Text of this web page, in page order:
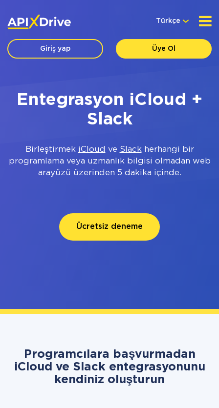
Türkçe
Giriş yap Üye Ol
Entegrasyon iCloud +
Slack
Birleştirmek iCloud ve Slackherhangi bir
programlama veya uzmanlık bilgisi olmadan web
arayüzü üzerinden 5 dakika içinde.
Ücretsiz deneme
Programcılara başvurmadan
iCloud ve Slack entegrasyonunu
kendiniz oluşturun